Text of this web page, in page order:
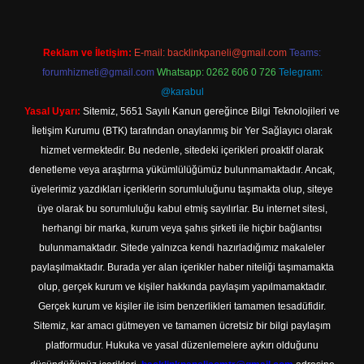
Reklam ve İletişim: E-mail: backlinkpaneli@gmail.com Teams:
forumhizmeti@gmail.com Whatsapp: 0262 606 0 726 Telegram:
@karabul
Yasal Uyarı: Sitemiz, 5651 Sayılı Kanun gereğince Bilgi Teknolojileri ve
İletişim Kurumu (BTK) tarafından onaylanmış bir Yer Sağlayıcı olarak
hizmet vermektedir. Bu nedenle, sitedeki içerikleri proaktif olarak
denetleme veya araştırma yükümlülüğümüz bulunmamaktadır. Ancak,
üyelerimiz yazdıkları içeriklerin sorumluluğunu taşımakta olup, siteye
üye olarak bu sorumluluğu kabul etmiş sayılırlar. Bu internet sitesi,
herhangi bir marka, kurum veya şahıs şirketi ile hiçbir bağlantısı
bulunmamaktadır. Sitede yalnızca kendi hazırladığımız makaleler
paylaşılmaktadır. Burada yer alan içerikler haber niteliği taşımamakta
olup, gerçek kurum ve kişiler hakkında paylaşım yapılmamaktadır.
Gerçek kurum ve kişiler ile isim benzerlikleri tamamen tesadüfidir.
Sitemiz, kar amacı gütmeyen ve tamamen ücretsiz bir bilgi paylaşım
platformudur. Hukuka ve yasal düzenlemelere aykırı olduğunu